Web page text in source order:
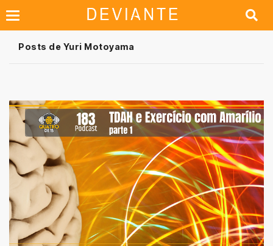
Posts de Yuri Motoyama